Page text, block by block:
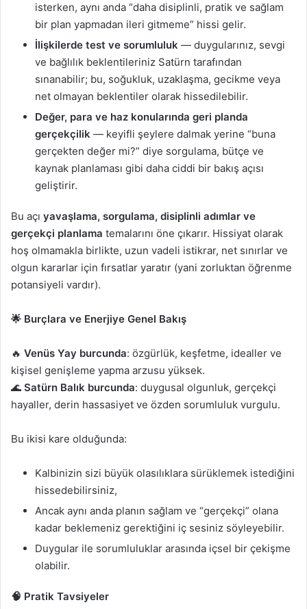
isterken, aynı anda “daha disiplinli, pratik ve sağlam
bir plan yapmadan ileri gitmeme” hissi gelir.
İlişkilerde test ve sorumluluk — duygularınız, sevgi
ve bağlılık beklentileriniz Satürn tarafından
sınanabilir; bu, soğukluk, uzaklaşma, gecikme veya
net olmayan beklentiler olarak hissedilebilir.
Değer, para ve haz konularında geri planda
gerçekçilik — keyifli şeylere dalmak yerine “buna
gerçekten değer mi?” diye sorgulama, bütçe ve
kaynak planlaması gibi daha ciddi bir bakış açısı
geliştirir.
Bu açı yavaşlama, sorgulama, disiplinli adımlar ve
gerçekçi planlama temalarını öne çıkarır. Hissiyat olarak
hoş olmamakla birlikte, uzun vadeli istikrar, net sınırlar ve
olgun kararlar için fırsatlar yaratır (yani zorluktan öğrenme
potansiyeli vardır).
🌟 Burçlara ve Enerjiye Genel Bakış
🔥 Venüs Yay burcunda: özgürlük, keşfetme, idealler ve
kişisel genişleme yapma arzusu yüksek.
🌊 Satürn Balık burcunda: duygusal olgunluk, gerçekçi
hayaller, derin hassasiyet ve özden sorumluluk vurgulu.
Bu ikisi kare olduğunda:
Kalbinizin sizi büyük olasılıklara sürüklemek istediğini
hissedebilirsiniz,
Ancak aynı anda planın sağlam ve “gerçekçi” olana
kadar beklemeniz gerektiğini iç sesiniz söyleyebilir.
Duygular ile sorumluluklar arasında içsel bir çekişme
olabilir.
🧠 Pratik Tavsiyeler